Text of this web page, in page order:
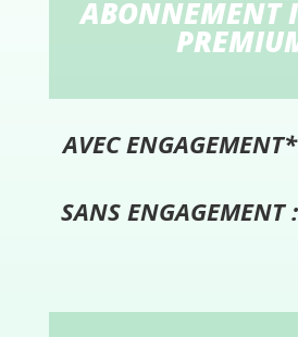
ABONNEMENT
AVEC
SANS